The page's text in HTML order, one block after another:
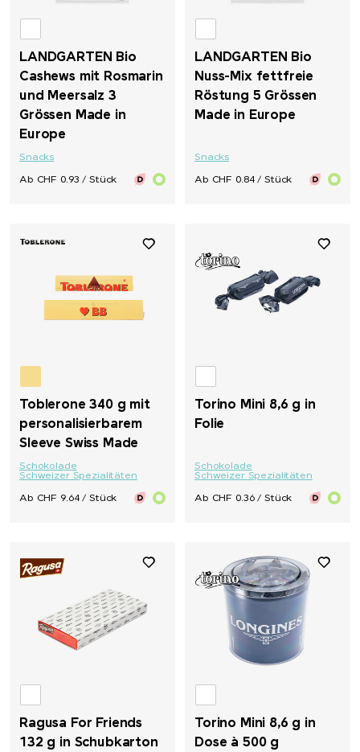
LANDGARTEN Bio
Cashews mit Rosmarin
und Meersalz 3
Grössen Made in
Europe
Snacks
Ab CHF 0.93 / Stück
LANDGARTEN Bio
Nuss-Mix fettfreie
Röstung 5 Grössen
Made in Europe
Snacks
Ab CHF 0.84 / Stück
Toblerone 340 g mit
personalisierbarem
Sleeve Swiss Made
Schokolade
Schweizer Spezialitäten
Ab CHF 9.64 / Stück
Torino Mini 8,6 g in
Folie
Schokolade
Schweizer Spezialitäten
Ab CHF 0.36 / Stück
Ragusa For Friends
132 g in Schubkarton
Torino Mini 8,6 g in
Dose à 500 g